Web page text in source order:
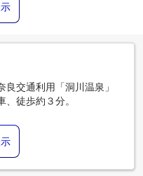
交通利用「洞川温泉」
徒歩約３分。